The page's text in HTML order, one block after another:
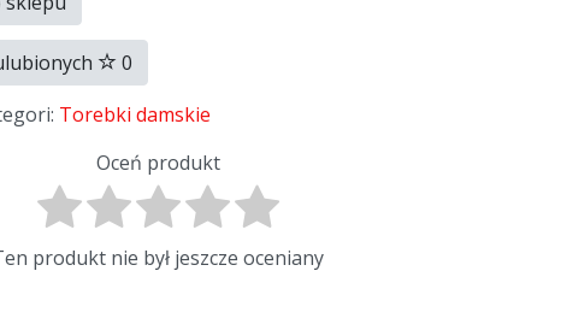
0
Torebki damskie
Oceń produkt
produkt nie był jeszcze oceniany